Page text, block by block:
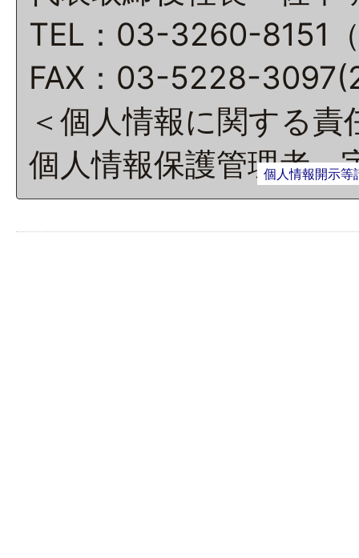
TEL：03-3260-8151
FAX：03-5228-
＜個人情報に関する責
個人情報保護管理者
個人情報開示等